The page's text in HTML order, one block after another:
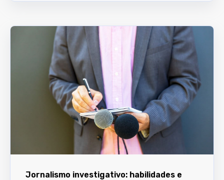
Jornalismo investigativo: habilidades e